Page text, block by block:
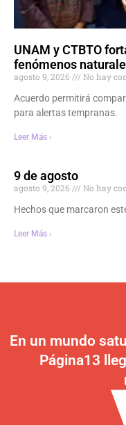
UNAM y CTBTO
fenómenos
agosto 9, 2026
No hay
Acuerdo permitirá
para alertas tempranas.
Leer Más ›
9 de agosto
agosto 9, 2026
No hay
Hechos que marcaron
Leer Más ›
En un mundo
Página13